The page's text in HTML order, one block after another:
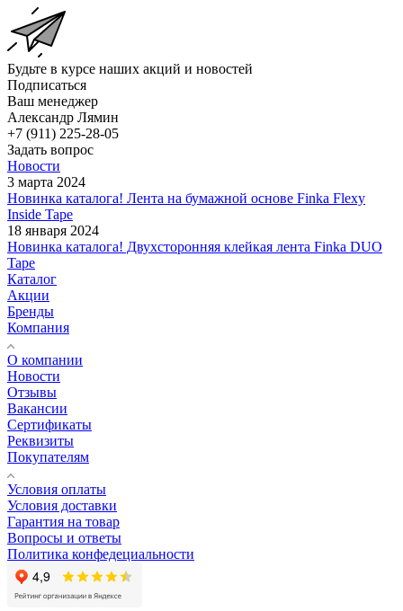
Будьте в курсе наших акций и новостей
Подписаться
Ваш менеджер
Александр Лямин
+7 (911) 225-28-05
Задать вопрос
Новости
3 марта 2024
Новинка каталога! Лента на бумажной основе Finka Flexy
Inside Tape
18 января 2024
Новинка каталога! Двухсторонняя клейкая лента Finka DUO
Tape
Каталог
Акции
Бренды
Компания
О компании
Новости
Отзывы
Вакансии
Сертификаты
Реквизиты
Покупателям
Условия оплаты
Условия доставки
Гарантия на товар
Вопросы и ответы
Политика конфедециальности